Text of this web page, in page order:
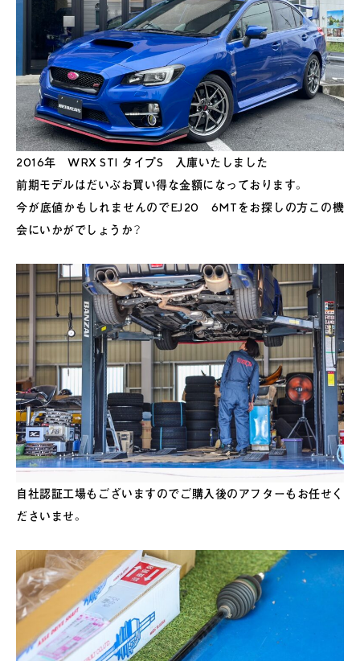
2016年 WRX STI タイプS 入庫いたしました
前期モデルはだいぶお買い得な金額になっております。
今が底値かもしれませんのでEJ20 6MTをお探しの方この機
会にいかがでしょうか？
自社認証工場もございますのでご購入後のアフターもお任せく
ださいませ。